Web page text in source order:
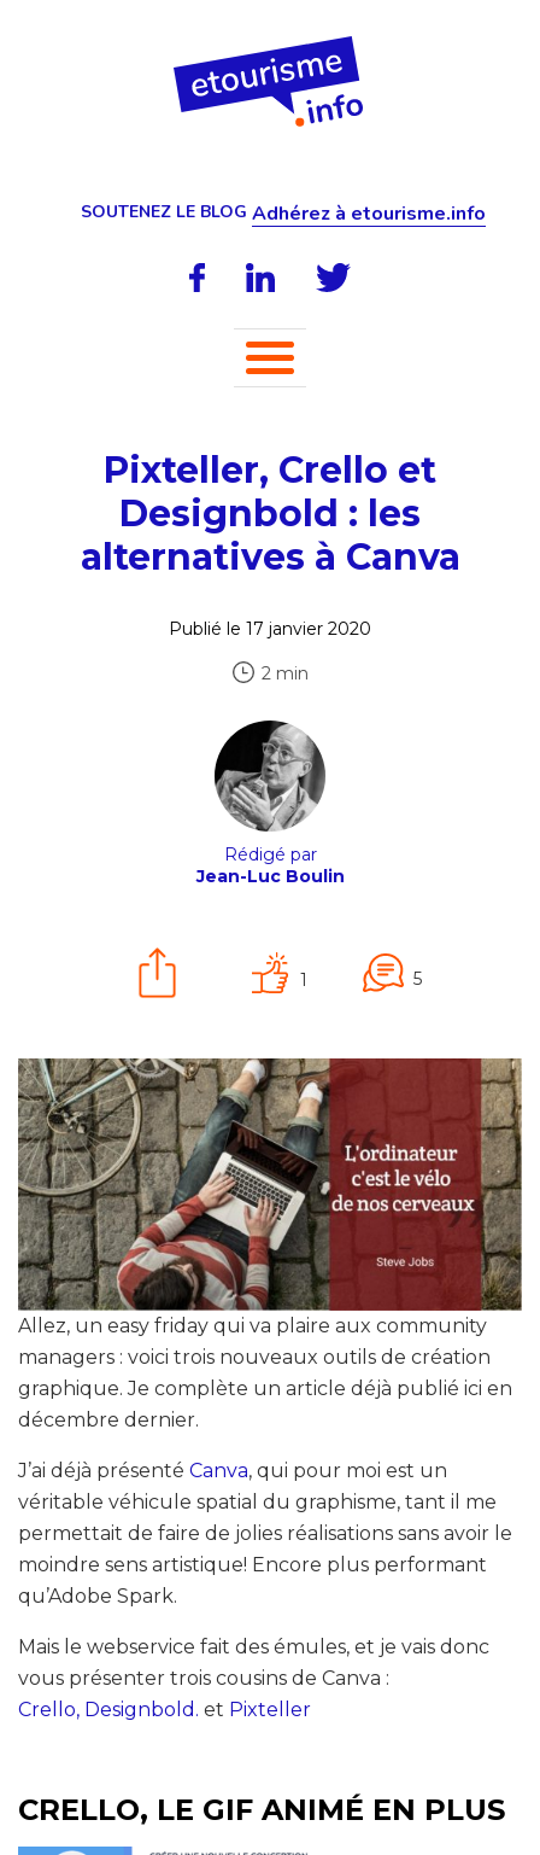
SOUTENEZ LE BLOG Adhérez à etourisme.info
Pixteller, Crello et
Designbold : les
alternatives à Canva
Publié le 17 janvier 2020
2 min
Rédigé par
Jean-Luc Boulin
1 5
Allez, un easy friday qui va plaire aux community
managers : voici trois nouveaux outils de création
graphique. Je complète un article déjà publié ici en
décembre dernier.
J’ai déjà présenté Canva, qui pour moi est un
véritable véhicule spatial du graphisme, tant il me
permettait de faire de jolies réalisations sans avoir le
moindre sens artistique! Encore plus performant
qu’Adobe Spark.
Mais le webservice fait des émules, et je vais donc
vous présenter trois cousins de Canva :
Crello, Designbold. et Pixteller
CRELLO, LE GIF ANIMÉ EN PLUS